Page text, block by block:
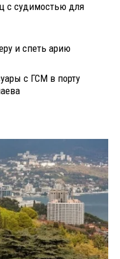
с судимостью для
и спеть арию
с ГСМ в порту